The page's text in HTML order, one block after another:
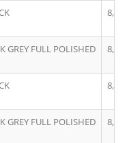
8,0J
GREY FULL POLISHED 8,0J
8,0J
GREY FULL POLISHED 8,0J